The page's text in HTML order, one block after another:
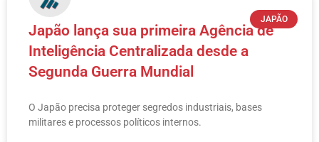
JAPÃO
Japão lança sua primeira Agência de
Inteligência Centralizada desde a
Segunda Guerra Mundial
O Japão precisa proteger segredos industriais, bases
militares e processos políticos internos.